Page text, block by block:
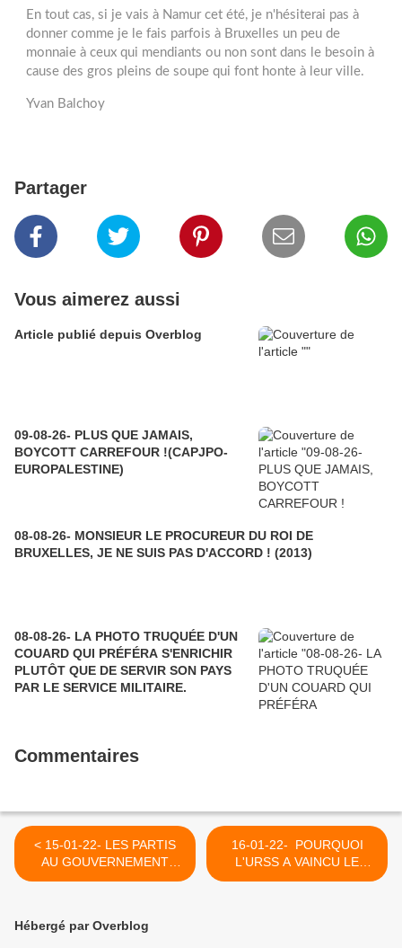
En tout cas, si je vais à Namur cet été, je n'hésiterai pas à
donner comme je le fais parfois à Bruxelles un peu de
monnaie à ceux qui mendiants ou non sont dans le besoin à
cause des gros pleins de soupe qui font honte à leur ville.
Yvan Balchoy
Partager
Vous aimerez aussi
Article publié depuis Overblog
09-08-26- PLUS QUE JAMAIS,
BOYCOTT CARREFOUR !(CAPJPO-
EUROPALESTINE)
08-08-26- MONSIEUR LE PROCUREUR DU ROI DE
BRUXELLES, JE NE SUIS PAS D'ACCORD ! (2013)
08-08-26- LA PHOTO TRUQUÉE D'UN
COUARD QUI PRÉFÉRA S'ENRICHIR
PLUTÔT QUE DE SERVIR SON PAYS
PAR LE SERVICE MILITAIRE.
Commentaires
< 15-01-22- LES PARTIS
AU GOUVERNEMENT
BELGE Y COMPRIS LES
ECOLOS LIBERAUX
16-01-22- POURQUOI
L'URSS A VAINCU LE
NAZISME PUIS BIEN PLUS
Hébergé par Overblog